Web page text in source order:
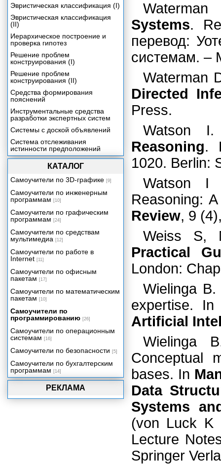
Systems.
перевод:
системам. –
Waterman
Directed
Press.
Watson
Reasoning.
1020. Berlin:
Watson I
Reasoning:
Review, 9
Weiss S,
Practical
London:
Wielinga
expertise.
Artificial
Wielinga
Conceptual
bases. In
Data
Systems
(von Luck K
Lecture
Springer
РЕКЛАМА
Эвристическая классификация (I)
Эвристическая классификация
(II)
Иерархическое построение и
проверка гипотез
Решение проблем
конструирования (I)
Решение проблем
конструирования (II)
Средства формирования
пояснений
Инструментальные средства
разработки экспертных систем
Системы с доской объявлений
Система отслеживания
истинности предположений
Формирование знаний на основе
машинного обучения
Сети доверия
Рассуждения, основанные на
прецедентах
Гибридные системы
Заключение
Приложение. Программирование
на языке CLIPS.
Литература
КАТАЛОГ
Самоучители по 3D-графике [9]
Самоучители по инженерным
программам [10]
Самоучители по графическим
программам [24]
Самоучители по средствам
мультимедиа [12]
Самоучители по работе в
Internet [11]
Самоучители по офисным
пакетам [17]
Самоучители по математическим
пакетам [10]
Самоучители по
программированию [26]
Самоучители по операционным
системам [16]
Самоучители по безопасности [5]
Самоучители по бухгалтерским
программам [14]